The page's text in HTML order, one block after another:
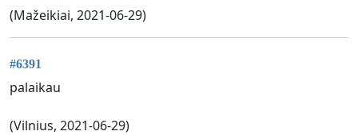
(Mažeikiai, 2021-06-29)
#6391
palaikau
(Vilnius, 2021-06-29)